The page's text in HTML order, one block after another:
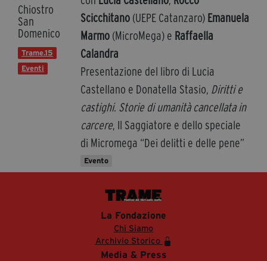
Chiostro
San
Domenico
Trame.15
Eventi
Scicchitano(UEPE Catanzaro) Emanuela
Marmo(MicroMega) e Raffaella
Calandra
Presentazione del libro di Lucia
Castellano e Donatella Stasio, Diritti e
castighi. Storie di umanità cancellata in
carcere, Il Saggiatore e dello speciale
di Micromega “Dei delitti e delle pene”
Evento
La Fondazione
Chi Siamo
Archivio Storico
Media & Press